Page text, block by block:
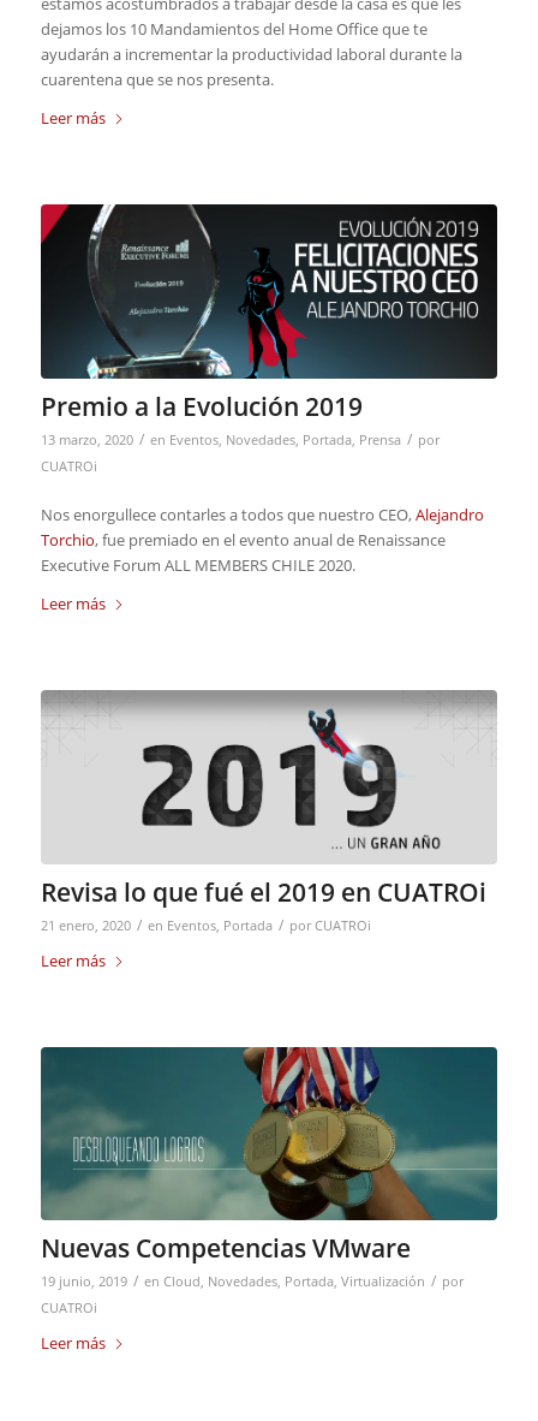
dejamos los 10 Mandamientos del Home Office que te
ayudarán a incrementar la productividad laboral durante la
cuarentena que se nos presenta.
Leer más
Premio a la Evolución 2019
13 marzo, 2020 / en Eventos, Novedades, Portada, Prensa / por
CUATROi
Nos enorgullece contarles a todos que nuestro CEO,Alejandro
Torchio, fue premiado en el evento anual de Renaissance
Executive Forum ALL MEMBERS CHILE 2020.
Leer más
Revisa lo que fué el 2019 en CUATROi
21 enero, 2020 / en Eventos, Portada / porCUATROi
Leer más
Nuevas Competencias VMware
19 junio, 2019 / en Cloud, Novedades, Portada, Virtualización / por
CUATROi
Leer más